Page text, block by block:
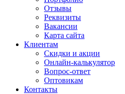
Отзывы
Реквизиты
Вакансии
Карта сайта
Клиентам
Скидки и акции
Онлайн-калькулятор
Вопрос-ответ
Оптовикам
Контакты